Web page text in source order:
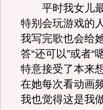
平时我女儿最
特别会玩游戏的
我写完歌也会给
答“还可以”或者
特意接受了本来
在她每次看动画
我也觉得这是我